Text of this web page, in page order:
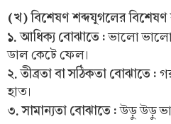
(খ) বিশেষণ শব্দযুগলের বিশেষণ
১. আধিক্য বোঝাতে :ভালো
ডাল কেটে ফেল।
২. তীব্রতা বা সঠিকতা বোঝাতে :
হাত।
৩. সামান্যতা বোঝাতে :উড়ু উড়ু